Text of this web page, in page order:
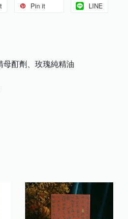
Pin it LINE
母酊劑、玫瑰純精油